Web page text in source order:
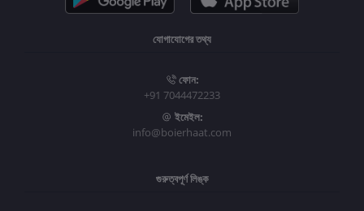
যোগাযোগের তথ্য
ফোন:
+91 7044472233
ইমেইল:
info@boierhaat.com
গুরুত্বপূর্ণ লিঙ্ক